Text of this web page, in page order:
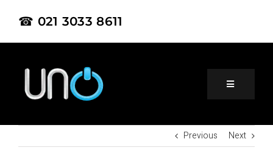
☎ 021 3033 8611
HomePrevious Next